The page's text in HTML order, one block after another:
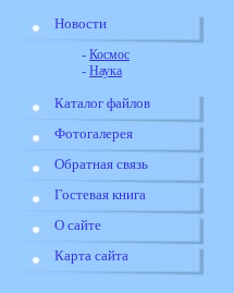
Новости
- Космос
- Наука
Каталог файлов
Фотогалерея
Обратная связь
Гостевая книга
О сайте
Карта сайта